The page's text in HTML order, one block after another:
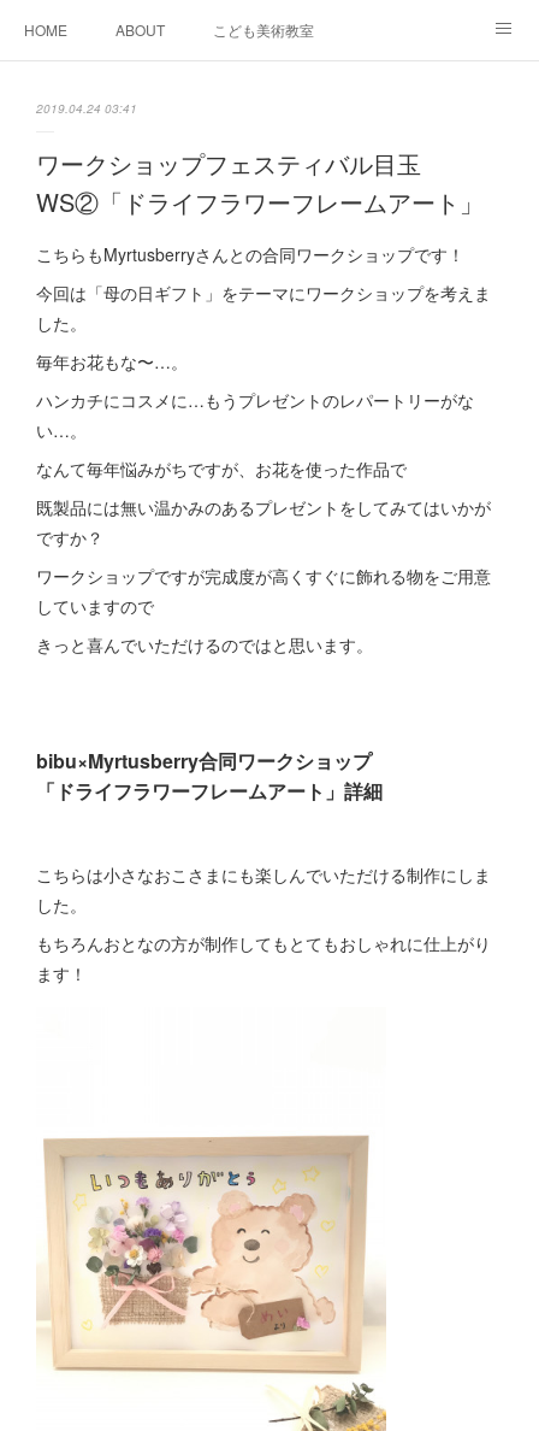
HOME ABOUT こども美術教室
bibu 規定
2019.04.24 03:41
ワークショップフェスティバル目玉
WS②「ドライフラワーフレームアート」
こちらもMyrtusberryさんとの合同ワークショップです！
今回は「母の日ギフト」をテーマにワークショップを考えま
した。
毎年お花もな〜…。
ハンカチにコスメに…もうプレゼントのレパートリーがな
い…。
なんて毎年悩みがちですが、お花を使った作品で
既製品には無い温かみのあるプレゼントをしてみてはいかが
ですか？
ワークショップですが完成度が高くすぐに飾れる物をご用意
していますので
きっと喜んでいただけるのではと思います。
bibu×Myrtusberry合同ワークショップ
「ドライフラワーフレームアート」詳細
こちらは小さなおこさまにも楽しんでいただける制作にしま
した。
もちろんおとなの方が制作してもとてもおしゃれに仕上がり
ます！